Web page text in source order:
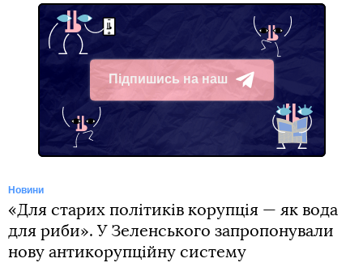
Підпишись на наш
Telegram
Новини
«Для старих політиків корупція — як вода
для риби». У Зеленського запропонували
нову антикорупційну систему